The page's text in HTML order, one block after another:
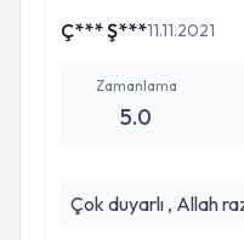
Ç*** Ş***11.11.2021
Zamanlama
5.0
Çok duyarlı , Allah